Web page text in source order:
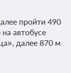
пройти 490
автобусе
далее 870 м